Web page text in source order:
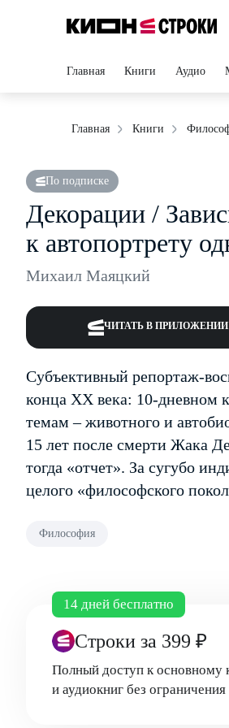
Главная Книги Аудио
Главная Книги
По подписке
Декорации /
к автопортрету
Михаил Маяцкий
ЧИТАТЬ В ПРИЛОЖЕНИИ
Субъективный репортаж-
конца ХХ века: 10-дневном
темам – животного и
15 лет после смерти Жака
тогда «отчет». За сугубо
целого «философского
Философия
14 дней бесплатно
Строки за 399 ₽
Полный доступ к основному
и аудиокниг без